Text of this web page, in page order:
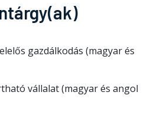
gazdálkodás (magyar és
vállalat (magyar és angol